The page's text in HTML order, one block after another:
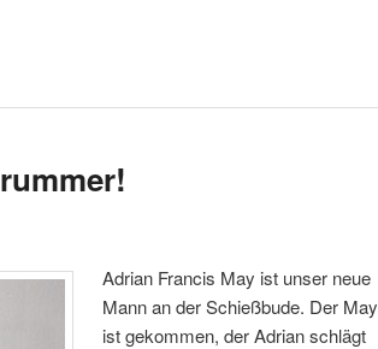
Adrian Francis May ist unser neue
Mann an der Schießbude. Der May
ist gekommen, der Adrian schlägt